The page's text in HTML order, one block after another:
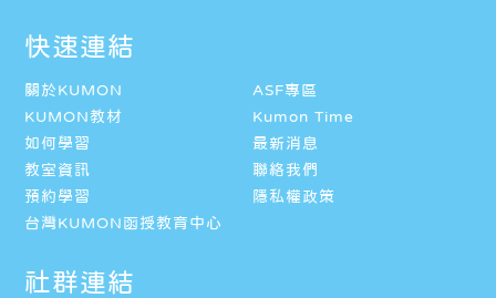
快速連結
關於KUMON
ASF專區
KUMON教材
Kumon Time
如何學習
最新消息
教室資訊
聯絡我們
預約學習
隱私權政策
台灣KUMON函授教育中心
社群連結